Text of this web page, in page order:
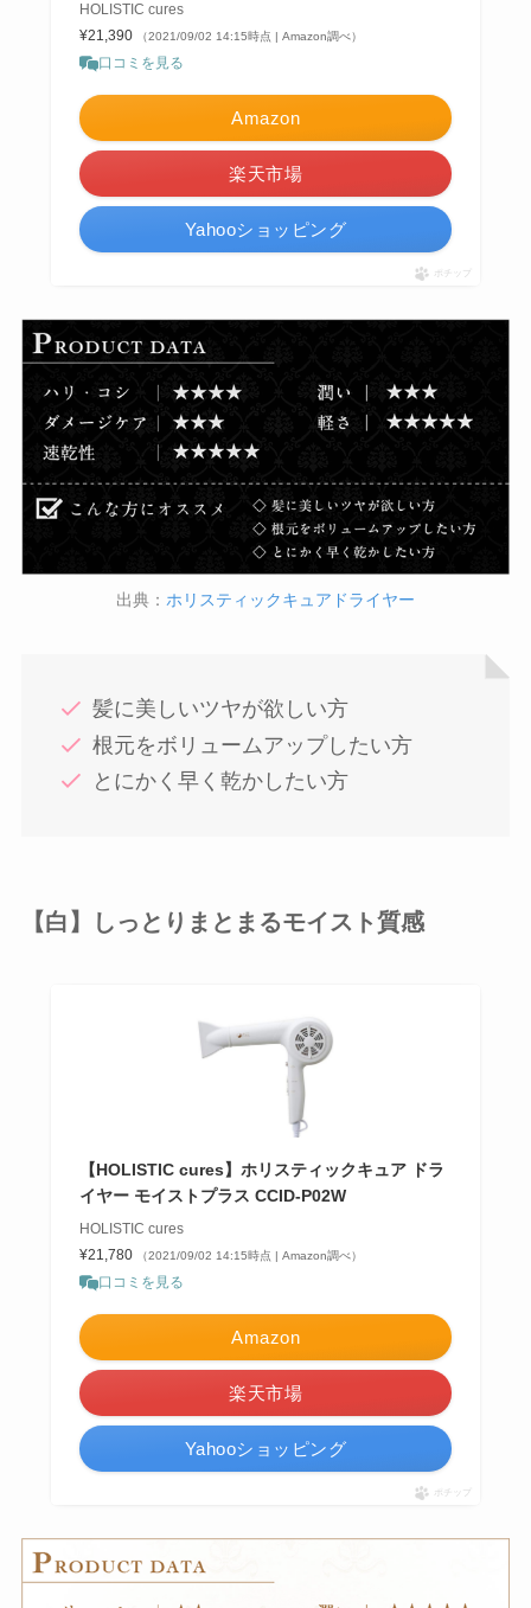
HOLISTIC cures
¥21,390
（2021/09/02 14:15時点 | Amazon調べ）
口コミを見る
Amazon
楽天市場
Yahooショッピング
ポチップ
出典： ホリスティックキュアドライヤー
髪に美しいツヤが欲しい方
根元をボリュームアップしたい方
とにかく早く乾かしたい方
【白】しっとりまとまるモイスト質感
【HOLISTIC cures】ホリスティックキュア ドラ
イヤー モイストプラス CCID-P02W
HOLISTIC cures
¥21,780
（2021/09/02 14:15時点 | Amazon調べ）
口コミを見る
Amazon
楽天市場
Yahooショッピング
ポチップ